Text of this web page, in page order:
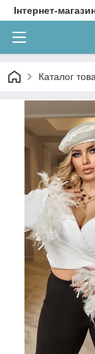
Інтернет-
Каталог